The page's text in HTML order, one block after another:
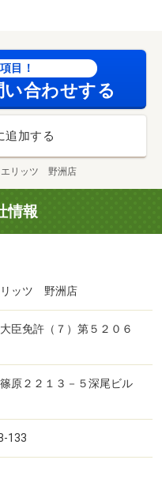
目！
合わせする
追加する
エリッツ 野洲店
情報
リッツ 野洲店
臣免許（７）第５２０６
原２２１３－５深尾ビル
133